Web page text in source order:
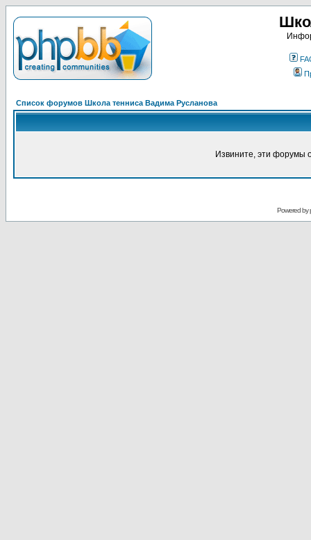
Список форумов Школа тенниса Вадима Русланова
Извините, эти форумы
Powered by